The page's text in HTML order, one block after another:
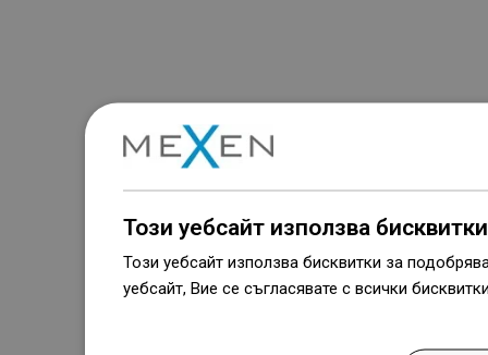
Този уебсайт използва бисквитки
Този уебсайт използва бисквитки за
уебсайт, Вие се съгласявате с всички